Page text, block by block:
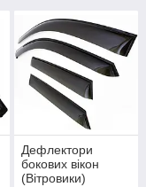
Дефлектори
бокових вікон
(Вітровики)